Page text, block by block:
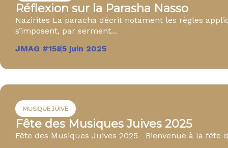
Réflexion sur la Parasha Nasso
Nazirites La paracha décrit notament les règles
s’imposent, par serment...
JMAG #1585 juin 2025
MUSIQUE JUIVE
Fête des Musiques Juives 2025
Fête des Musiques Juives 2025 Bienvenue à la fête